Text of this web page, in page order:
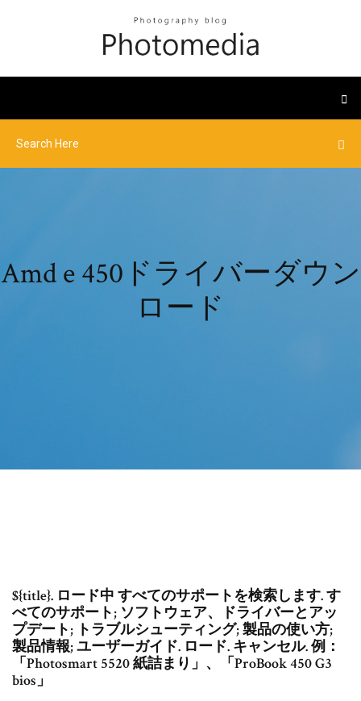
Amd e 450ドライバーダウン
ロード
${title}. ロード中 すべてのサポートを検索します. す
べてのサポート; ソフトウェア、ドライバーとアッ
プデート; トラブルシューティング; 製品の使い方;
製品情報; ユーザーガイド. ロード. キャンセル. 例：
「Photosmart 5520 紙詰まり」、「ProBook 450 G3
bios」